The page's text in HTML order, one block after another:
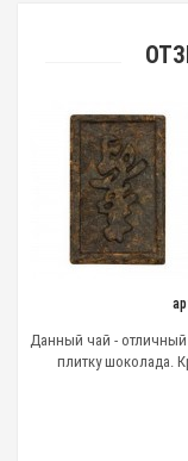
Данный чай -
плитку шоколада.